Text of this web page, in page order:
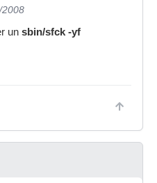
2008
un sbin/sfck -yf